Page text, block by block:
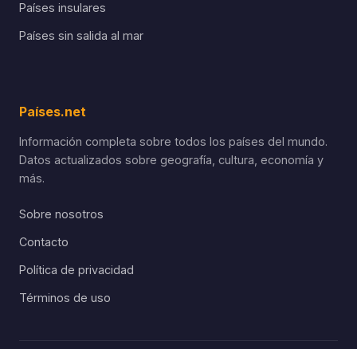
Países insulares
Países sin salida al mar
Países.net
Información completa sobre todos los países del mundo.
Datos actualizados sobre geografía, cultura, economía y
más.
Sobre nosotros
Contacto
Política de privacidad
Términos de uso